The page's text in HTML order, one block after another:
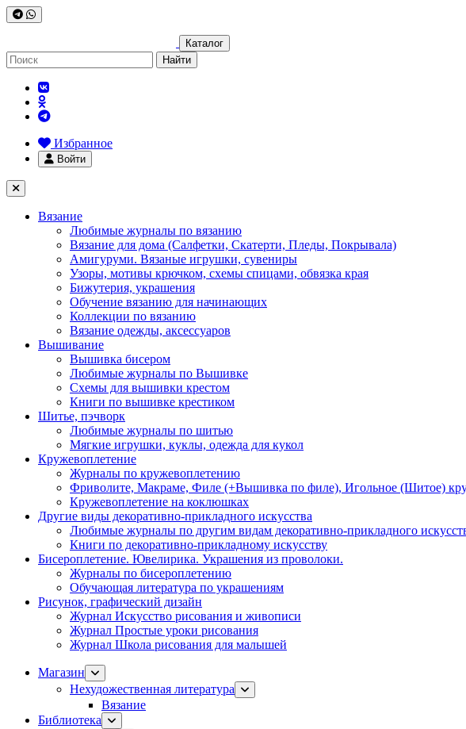
Каталог
Найти
Избранное
Войти
Вязание
Любимые журналы по вязанию
Вязание для дома (Салфетки, Скатерти, Пледы, Покрывала)
Амигуруми. Вязаные игрушки, сувениры
Узоры, мотивы крючком, схемы спицами, обвязка края
Бижутерия, украшения
Обучение вязанию для начинающих
Коллекции по вязанию
Вязание одежды, аксессуаров
Вышивание
Вышивка бисером
Любимые журналы по Вышивке
Схемы для вышивки крестом
Книги по вышивке крестиком
Шитье, пэчворк
Любимые журналы по шитью
Мягкие игрушки, куклы, одежда для кукол
Кружевоплетение
Журналы по кружевоплетению
Фриволите, Макраме, Филе (+Вышивка по филе), Игольное (Шитое)
Кружевоплетение на коклюшках
Другие виды декоративно-прикладного искусства
Любимые журналы по другим видам декоративно-прикладного
Книги по декоративно-прикладному искусству
Бисероплетение. Ювелирика. Украшения из проволоки.
Журналы по бисероплетению
Обучающая литература по украшениям
Рисунок, графический дизайн
Журнал Искусство рисования и живописи
Журнал Простые уроки рисования
Журнал Школа рисования для малышей
Магазин
Нехудожественная литература
Вязание
Библиотека